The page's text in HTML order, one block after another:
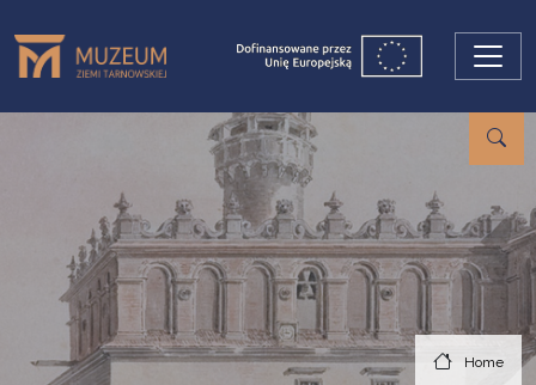
Home